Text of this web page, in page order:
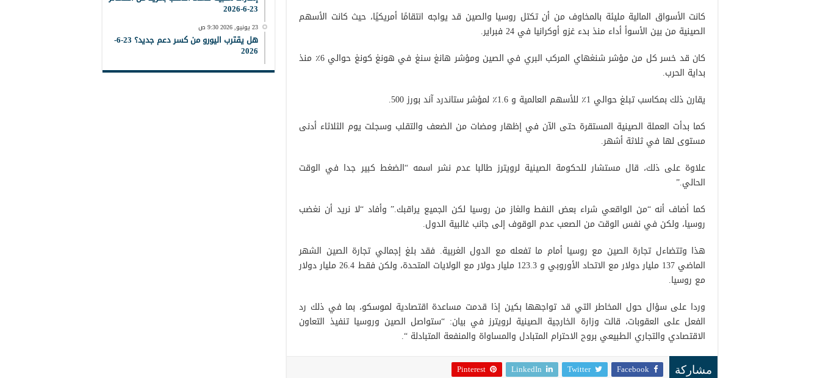
كانت الأسواق المالية مليئة بالمخاوف من أن تكتل روسيا والصين قد يواجه انتقامًا أمريكيًا، حيث كانت الأسهم
الصينية من بين الأسوأ أداء منذ بدء غزو أوكرانيا في 24 فبراير.
كان قد خسر كل من مؤشر شنغهاي المركب البري في الصين ومؤشر هانغ سنغ في هونغ كونغ حوالي 6٪ منذ
بداية الحرب.
يقارن ذلك بمكاسب تبلغ حوالي 1٪ للأسهم العالمية و 1.6٪ لمؤشر ستاندرد آند بورز 500.
كما بدأت العملة الصينية المستقرة حتى الآن في إظهار ومضات من الضعف والتقلب وسجلت يوم الثلاثاء أدنى
مستوى لها في ثلاثة أشهر.
علاوة على ذلك، قال مستشار للحكومة الصينية لرويترز طالبا عدم نشر اسمه “الضغط كبير جدا في الوقت
الحالي.”
كما أضاف أنه “من الواقعي شراء بعض النفط والغاز من روسيا لكن الجميع يراقبك.” وأفاد “لا نريد أن نغضب
روسيا، ولكن في نفس الوقت من الصعب عدم الوقوف إلى جانب غالبية الدول.
هذا وتتضاءل تجارة الصين مع روسيا أمام ما تفعله مع الدول الغربية. فقد بلغ إجمالي تجارة الصين الشهر
الماضي 137 مليار دولار مع الاتحاد الأوروبي و 123.3 مليار دولار مع الولايات المتحدة، ولكن فقط 26.4 مليار دولار
مع روسيا.
وردا على سؤال حول المخاطر التي قد تواجهها بكين إذا قدمت مساعدة اقتصادية لموسكو، بما في ذلك رد
الفعل على العقوبات، قالت وزارة الخارجية الصينية لرويترز في بيان: “ستواصل الصين وروسيا تنفيذ التعاون
الاقتصادي والتجاري الطبيعي بروح الاحترام المتبادل والمساواة والمنفعة المتبادلة “.
مشاركة Facebook
Twitter
LinkedIn
Pinterest
23-6-2026
23 يونيو, 2026 9:30 ص
هل يقترب اليورو من كسر دعم جديد؟ 23-6-
2026